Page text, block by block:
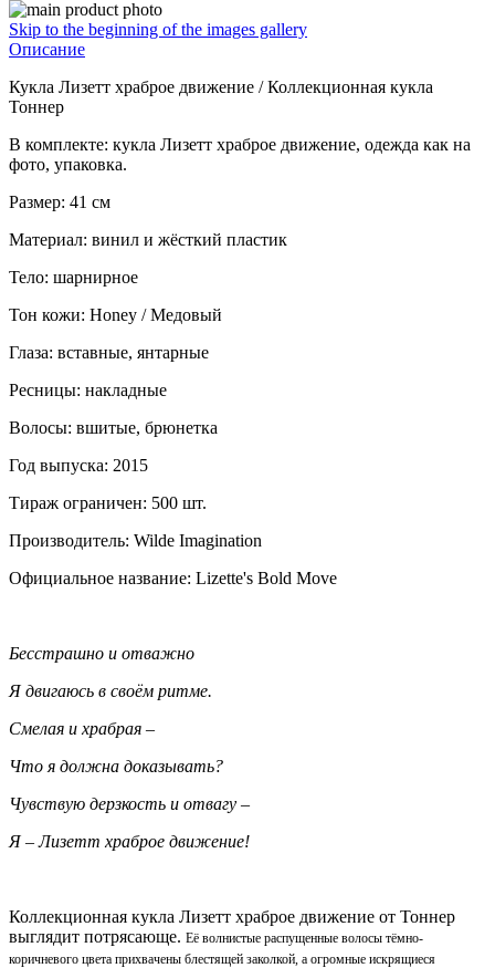
Skip to the beginning of the images gallery
Описание
Кукла Лизетт храброе движение / Коллекционная кукла
Тоннер
В комплекте: кукла Лизетт храброе движение, одежда как на
фото, упаковка.
Размер: 41 см
Материал: винил и жёсткий пластик
Тело: шарнирное
Тон кожи: Honey / Медовый
Глаза: вставные, янтарные
Ресницы: накладные
Волосы: вшитые, брюнетка
Год выпуска: 2015
Тираж ограничен: 500 шт.
Производитель: Wilde Imagination
Официальное название: Lizette's Bold Move
Бесстрашно и отважно
Я двигаюсь в своём ритме.
Смелая и храбрая –
Что я должна доказывать?
Чувствую дерзкость и отвагу –
Я – Лизетт храброе движение!
Коллекционная кукла Лизетт храброе движение от Тоннер
выглядит потрясающе. Её волнистые распущенные волосы тёмно-
коричневого цвета прихвачены блестящей заколкой, а огромные искрящиеся